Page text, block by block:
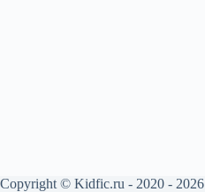
Copyright © Kidfic.ru - 2020 - 2026